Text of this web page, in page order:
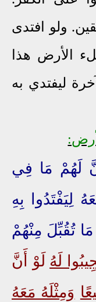
ولو افتدى
الأرض هذا
ليفتدي به
لَهُمْ مَا فِي
لِيَفْتَدُوا بِهِ
تُقُبِّلَ مِنْهُمْ
لَهُ لَوْ أَنَّ
وَمِثْلَهُ مَعَهُ